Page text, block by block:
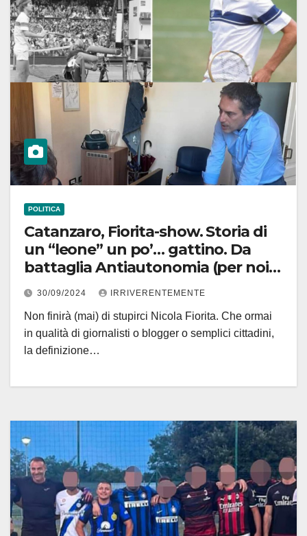
POLITICA
Catanzaro, Fiorita-show. Storia di
un “leone” un po’… gattino. Da
battaglia Antiautonomia (per noi
finto spauracchio come spread) ad
appello Speziali, sindaco recita
come in un B-movie anni ’70. E noi
gli… regaliamo 10 titoli su di lui
30/09/2024 IRRIVERENTEMENTE
Non finirà (mai) di stupirci Nicola Fiorita. Che ormai
in qualità di giornalisti o blogger o semplici cittadini,
la definizione…